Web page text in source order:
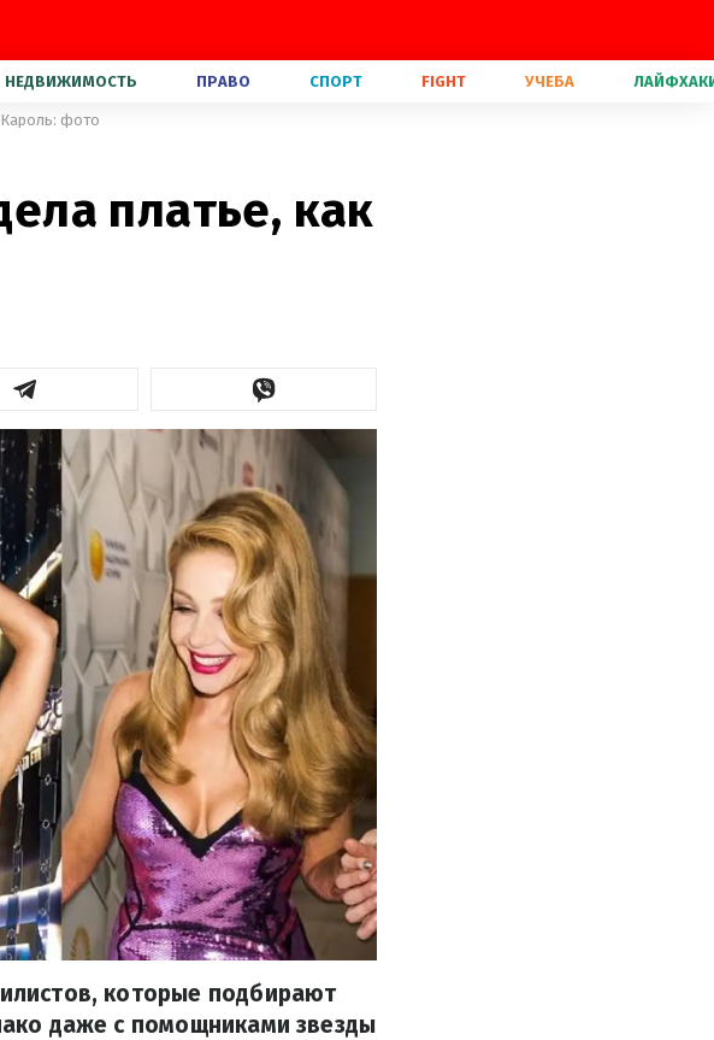
НЕДВИЖИМОСТЬ ПРАВО СПОРТ FIGHT УЧЕБА
Кароль: фото
платье, как
которые подбирают
даже с помощниками звезды